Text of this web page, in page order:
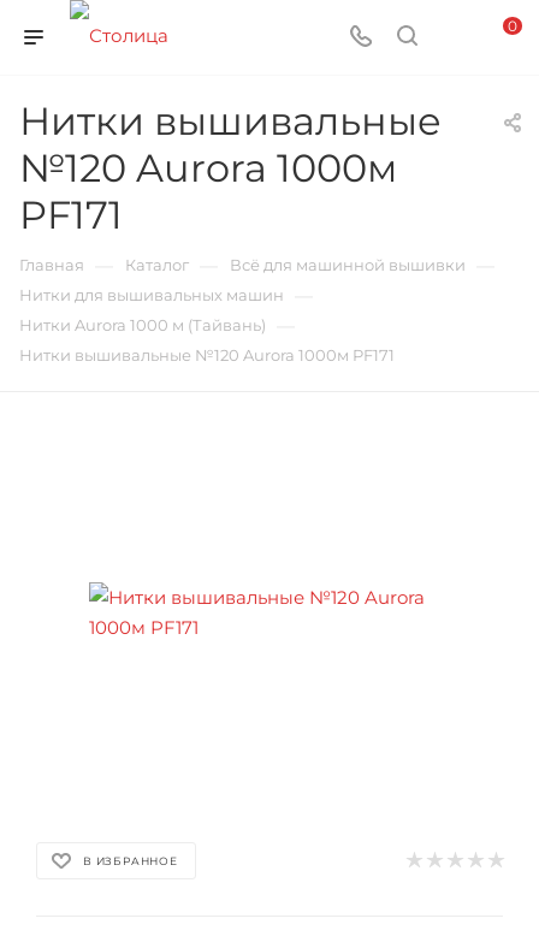
0
Нитки вышивальные
№120 Aurora 1000м
PF171
Главная Каталог Всё для машинной вышивки
Нитки для вышивальных машин
Нитки Aurora 1000 м (Тайвань)
Нитки вышивальные №120 Aurora 1000м PF171
В ИЗБРАННОЕ